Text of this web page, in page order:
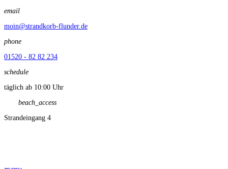
email
moin@strandkorb-flunder.de
phone
01520 - 82 82 234
schedule
täglich ab 10:00 Uhr
beach_access
Strandeingang 4